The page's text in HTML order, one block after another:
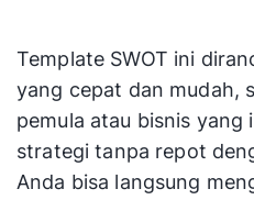
Template SWOT ini
yang cepat dan mudah,
pemula atau bisnis yang
strategi tanpa repot
Anda bisa langsung